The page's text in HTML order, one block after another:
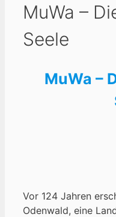
MuWa –
Seele
MuWa –
Vor 124 Jahren
Odenwald, eine